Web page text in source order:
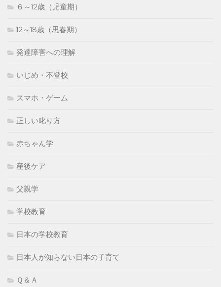
６～12歳（児童期）
12～18歳（思春期）
発達障害への理解
いじめ・不登校
スマホ・ゲーム
正しい叱り方
赤ちゃん学
産後ケア
父親学
学校教育
日本の学校教育
日本人が知らない日本の子育て
Ｑ＆Ａ